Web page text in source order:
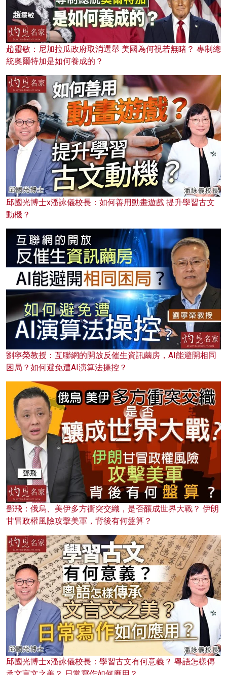
趙靈敏：尼加拉瓜政府取消選舉 美國為何視若無睹？ 專制總
統奧爾特加是如何養成的？
邱國光博士x潘詠儀校長：如何善用動畫遊戲 提升學習古文
動機？
劉寧榮教授：互聯網的開放反催生資訊繭房，AI能避開相同
困局？如何避免遭AI演算法操控？
鄧飛：俄烏、美伊多方衝突交織，是否釀成世界大戰？ 伊朗
甘冒政權風險攻擊美軍，背後有何盤算？
邱國光博士x潘詠儀校長：學習古文有何意義？ 粵語怎樣傳